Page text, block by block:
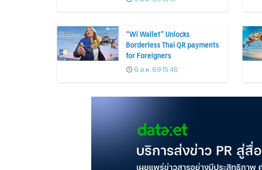
ไลฟ์สไตล์ เซ็ตมาตรฐานใหม่อสัง
“Wi Wallet” Unlocks
Borderless Thai QR payments
for Foreigners
6 ส.ค. 69 15:46